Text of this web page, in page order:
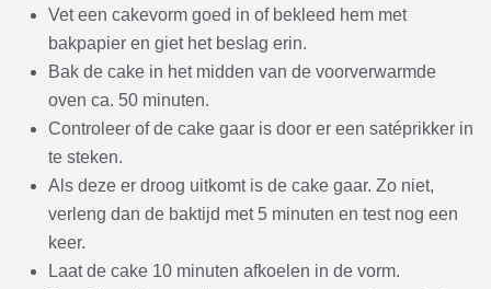
Vet een cakevorm goed in of bekleed hem met
bakpapier en giet het beslag erin.
Bak de cake in het midden van de voorverwarmde
oven ca. 50 minuten.
Controleer of de cake gaar is door er een satéprikker in
te steken.
Als deze er droog uitkomt is de cake gaar. Zo niet,
verleng dan de baktijd met 5 minuten en test nog een
keer.
Laat de cake 10 minuten afkoelen in de vorm.